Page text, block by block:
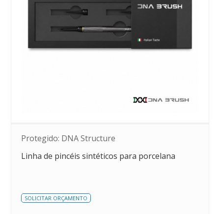
Protegido: DNA Structure
Linha de pincéis sintéticos para porcelana
SOLICITAR ORÇAMENTO